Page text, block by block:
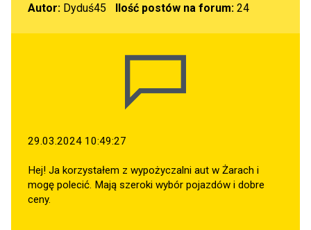
Autor: Dyduś45 Ilość postów na forum:24
29.03.2024 10:49:27
Hej! Ja korzystałem z wypożyczalni aut w Żarach i
mogę polecić. Mają szeroki wybór pojazdów i dobre
ceny.